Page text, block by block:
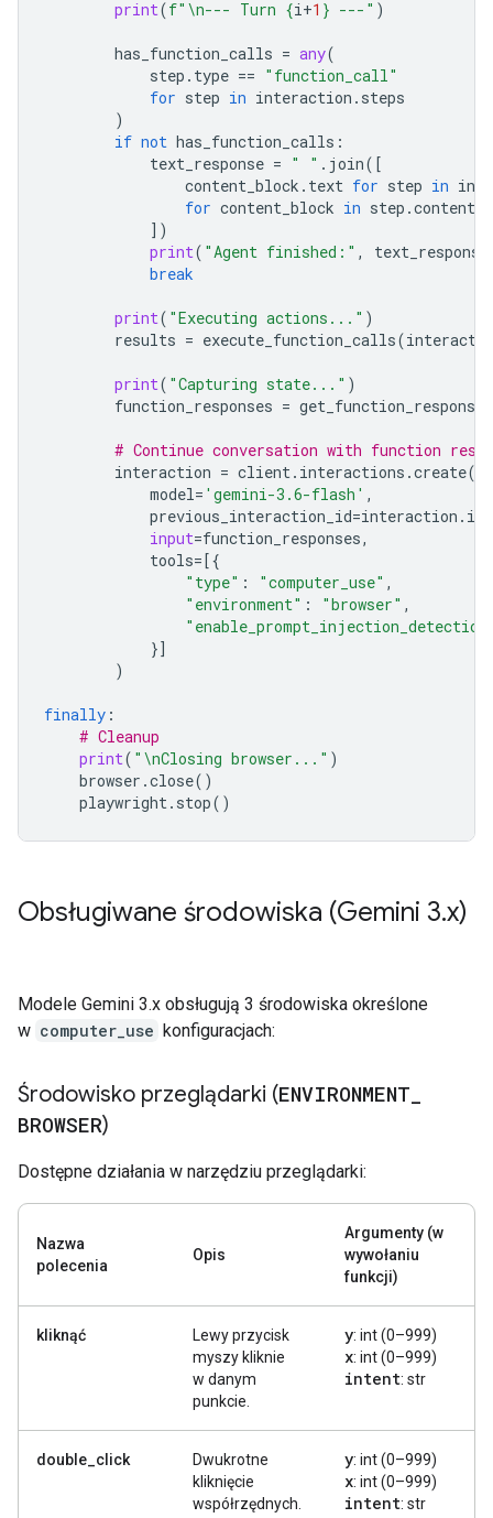
print(f" \n--- Turn {i+1 } ---" )
has_function_calls = any(
step . type == "function_call"
for step in interaction . steps
)
if not has_function_calls :
text_response = " " . join([
content_block . text for step in
for content_block in step .content
])
print( "Agent finished:" , text_response
break
print( "Executing actions..." )
results = execute_function_calls(
print( "Capturing state..." )
function_responses = get_function_responses
# Continue conversation with function
interaction = client. interactions .create(
model= 'gemini-3.6-flash' ,
previous_interaction_id=interaction . id
input=function_responses,
tools=[{
"type" : "computer_use" ,
"environment" : "browser" ,
}]
)
finally :
# Cleanup
print( " \nClosing browser..." )
browser .close()
playwright. stop()
Obsługiwane środowiska (Gemini 3.x)
Modele Gemini 3.x obsługują 3 środowiska określone
w computer_use konfiguracjach:
Środowisko przeglądarki (ENVIRONMENT
BROWSER)
Dostępne działania w narzędziu przeglądarki:
Nazwa
polecenia
Opis
Argumenty (w
wywołaniu
funkcji)
kliknąć
Lewy przycisk
myszy kliknie
w danym
punkcie.
y: int (0–999)
x: int (0–999)
intent: str
double_click
Dwukrotne
kliknięcie
współrzędnych.
y: int (0–999)
x: int (0–999)
intent: str